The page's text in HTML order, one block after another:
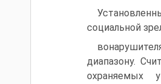
социальной
диапазону.
охраняемых